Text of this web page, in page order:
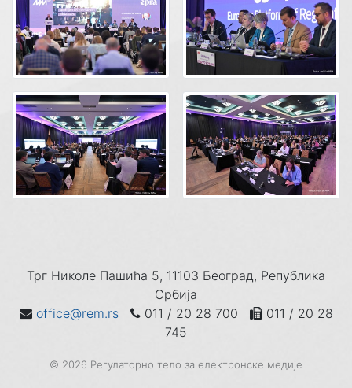
Трг Николе Пашића 5, 11103 Београд, Република
Србија
office@rem.rs
011 / 20 28 700
011 / 20 28
745
© 2026 Регулаторно тело за електронске медије